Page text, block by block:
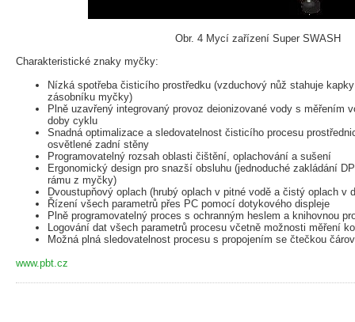
Obr. 4 Mycí zařízení Super SWASH
Charakteristické znaky myčky:
Nízká spotřeba čisticího prostředku (vzduchový nůž stahuje
zásobníku myčky)
Plně uzavřený integrovaný provoz deionizované vody s měřením
doby cyklu
Snadná optimalizace a sledovatelnost čisticího procesu
osvětlené zadní stěny
Programovatelný rozsah oblasti čištění, oplachování a sušení
Ergonomický design pro snazší obsluhu (jednoduché zakládání
rámu z myčky)
Dvoustupňový oplach (hrubý oplach v pitné vodě a čistý oplach v
Řízení všech parametrů přes PC pomocí dotykového displeje
Plně programovatelný proces s ochranným heslem a knihovnou
Logování dat všech parametrů procesu včetně možnosti měření
Možná plná sledovatelnost procesu s propojením se čtečkou
www.pbt.cz